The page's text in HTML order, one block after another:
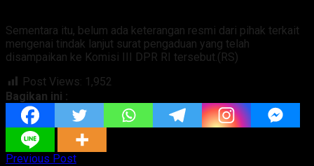
Sementara itu, belum ada keterangan resmi dari pihak terkait
mengenai tindak lanjut surat pengaduan yang telah
disampaikan ke Komisi III DPR RI tersebut.(RS)
Post Views: 1,952
Bagikan ini :
Previous Post